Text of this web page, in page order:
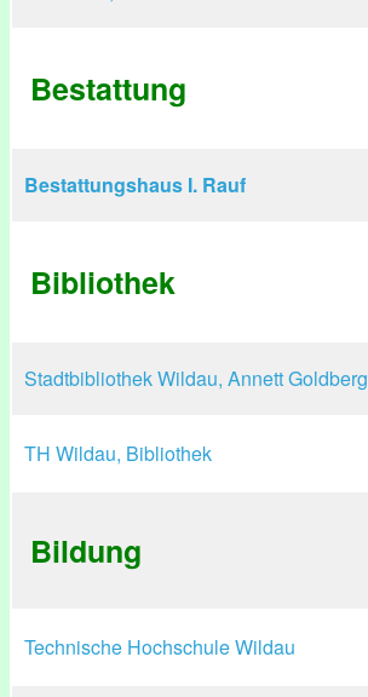
Bestattung
Bestattungshaus I. Rauf
Bibliothek
Stadtbibliothek Wildau, Annett Goldberg
TH Wildau, Bibliothek
Bildung
Technische Hochschule Wildau